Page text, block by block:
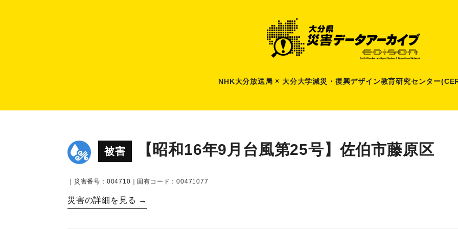
NHK大分放送局 × 大分大学減災 ・ 復興デザイン教育研究センター
被害 【昭和16年9月台風第25号】佐伯市藤原区
｜災害番号：004710｜固有コード：00471077
災害の詳細を見る →